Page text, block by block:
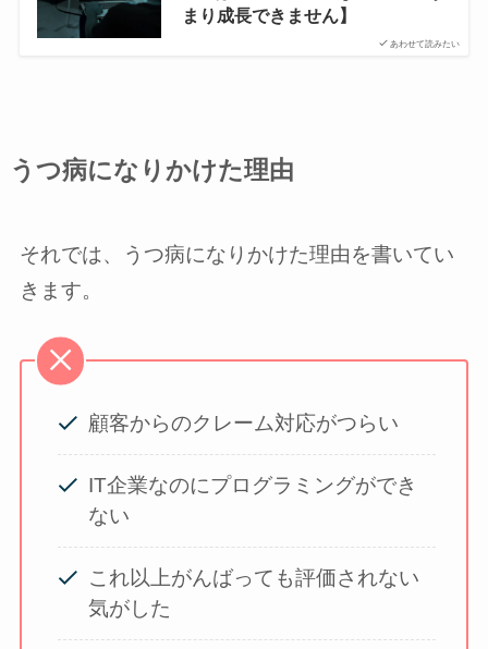
あわせて読みたい
まり成長できません】
うつ病になりかけた理由
それでは、うつ病になりかけた理由を書いてい
きます。
顧客からのクレーム対応がつらい
IT企業なのにプログラミングができ
ない
これ以上がんばっても評価されない
気がした